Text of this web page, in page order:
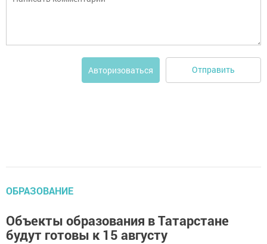
Авторизоваться Отправить
ОБРАЗОВАНИЕ
Объекты образования в Татарстане
будут готовы к 15 августу